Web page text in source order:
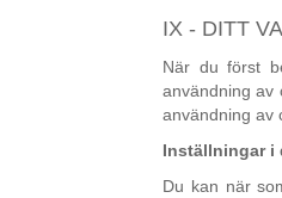
IX - DITT
När du först
användning av
användning av
Inställningar i
Du kan när